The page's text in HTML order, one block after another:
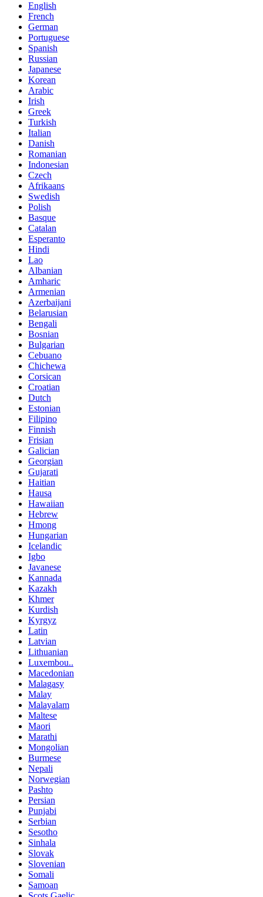
English
French
German
Portuguese
Spanish
Russian
Japanese
Korean
Arabic
Irish
Greek
Turkish
Italian
Danish
Romanian
Indonesian
Czech
Afrikaans
Swedish
Polish
Basque
Catalan
Esperanto
Hindi
Lao
Albanian
Amharic
Armenian
Azerbaijani
Belarusian
Bengali
Bosnian
Bulgarian
Cebuano
Chichewa
Corsican
Croatian
Dutch
Estonian
Filipino
Finnish
Frisian
Galician
Georgian
Gujarati
Haitian
Hausa
Hawaiian
Hebrew
Hmong
Hungarian
Icelandic
Igbo
Javanese
Kannada
Kazakh
Khmer
Kurdish
Kyrgyz
Latin
Latvian
Lithuanian
Luxembou..
Macedonian
Malagasy
Malay
Malayalam
Maltese
Maori
Marathi
Mongolian
Burmese
Nepali
Norwegian
Pashto
Persian
Punjabi
Serbian
Sesotho
Sinhala
Slovak
Slovenian
Somali
Samoan